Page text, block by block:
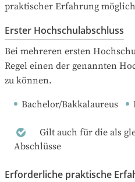
praktischer Erfahrung
Erster Hochschulabschluss
Bei mehreren ersten
Regel einen der genannten
zu können.
Bachelor/Bakkalaureus
Gilt auch für die als
Abschlüsse
Erforderliche praktische